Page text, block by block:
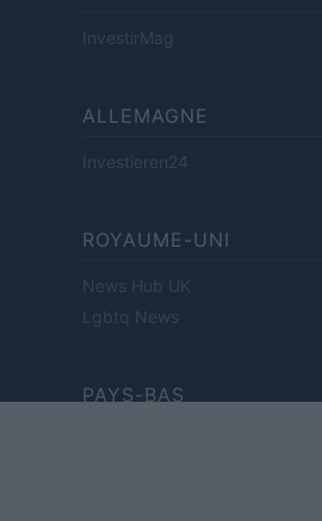
InvestirMag
ALLEMAGNE
Investieren24
ROYAUME-UNI
News Hub UK
Lgbtq News
PAYS-BAS